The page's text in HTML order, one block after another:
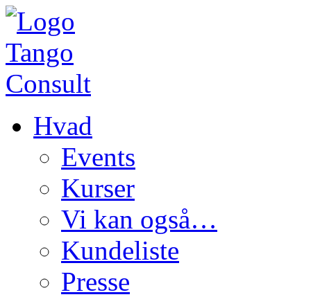
Hvad
Events
Kurser
Vi kan også…
Kundeliste
Presse